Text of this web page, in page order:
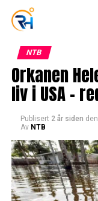
NTB
Orkanen
liv i USA –
Publisert 2 år siden den
Av NTB